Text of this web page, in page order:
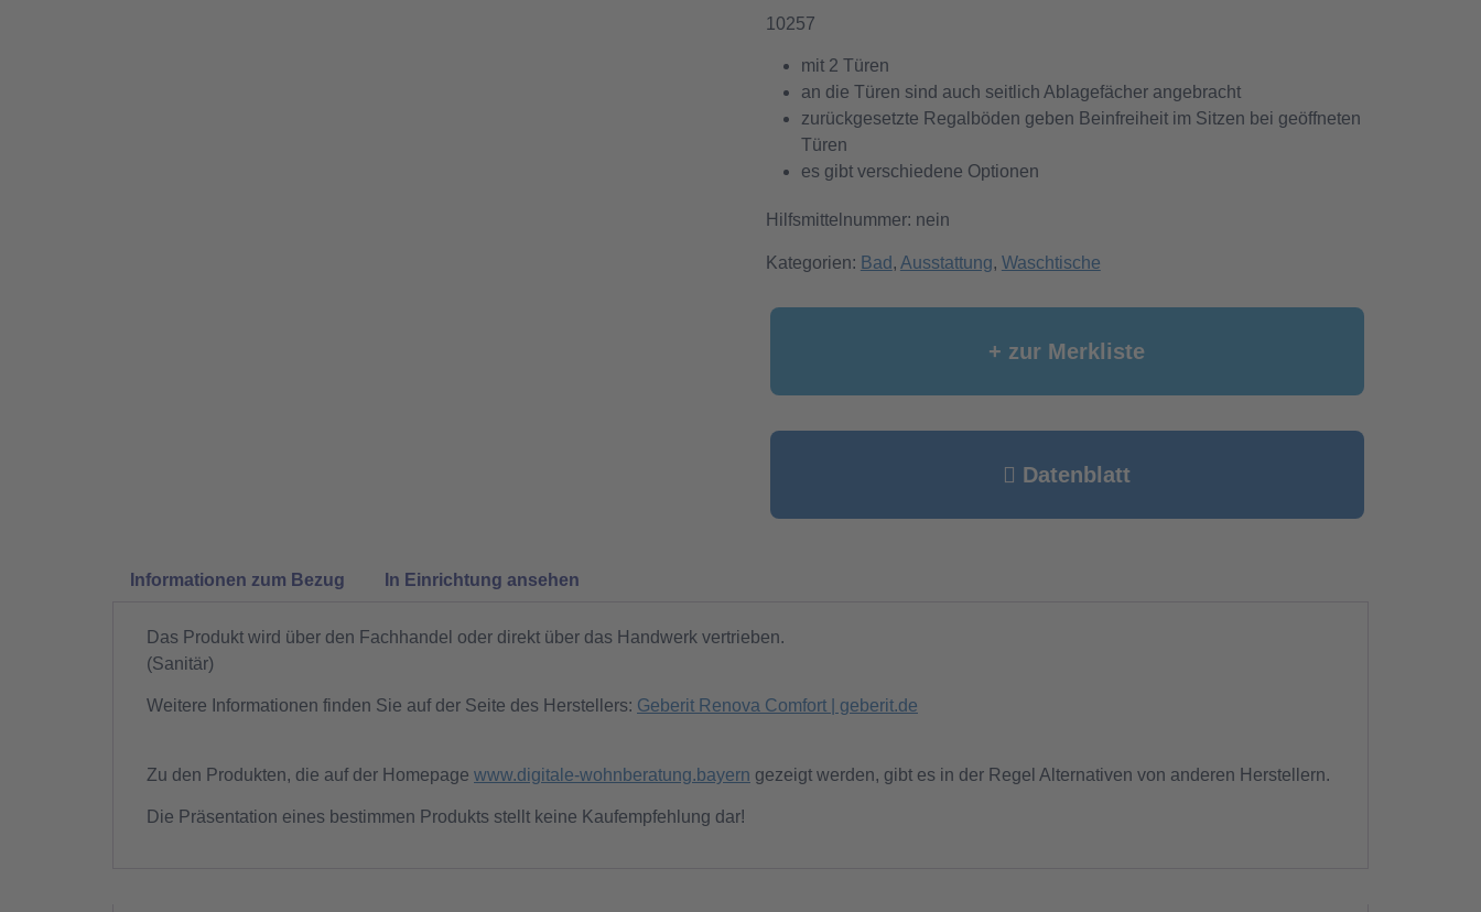
10257
mit 2 Türen
an die Türen sind auch seitlich Ablagefächer angebracht
zurückgesetzte Regalböden geben Beinfreiheit im Sitzen bei geöffneten
Türen
es gibt verschiedene Optionen
Hilfsmittelnummer: nein
Kategorien: Bad , Ausstattung, Waschtische
+ zur Merkliste
Datenblatt
Informationen zum Bezug In Einrichtung ansehen
Das Produkt wird über den Fachhandel oder direkt über das Handwerk vertrieben.
(Sanitär)
Weitere Informationen finden Sie auf der Seite des Herstellers: Geberit Renova Comfort | geberit.de
Zu den Produkten, die auf der Homepage www.digitale-wohnberatung.bayern gezeigt werden, gibt es in der Regel Alternativen von anderen Herstellern.
Die Präsentation eines bestimmen Produkts stellt keine Kaufempfehlung dar!